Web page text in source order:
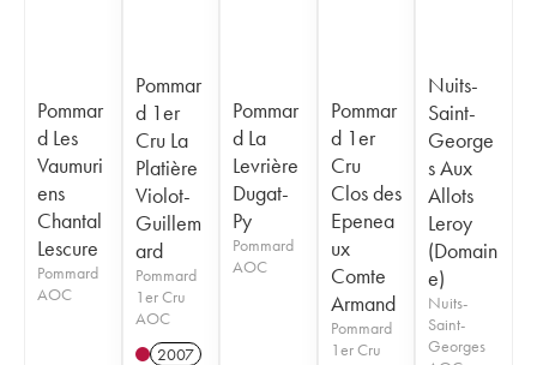
Pommar
d Les
Vaumuri
ens
Chantal
Lescure
Pommard
AOC
Pommar
d 1er
Cru La
Platière
Violot-
Guillem
ard
Pommard
1er Cru
AOC
2007
Pommar
d La
Levrière
Dugat-
Py
Pommard
AOC
Pommar
d 1er
Cru
Clos des
Epenea
ux
Comte
Armand
Pommard
1er Cru
Nuits-
Saint-
George
s Aux
Allots
Leroy
(Domain
e)
Nuits-
Saint-
Georges